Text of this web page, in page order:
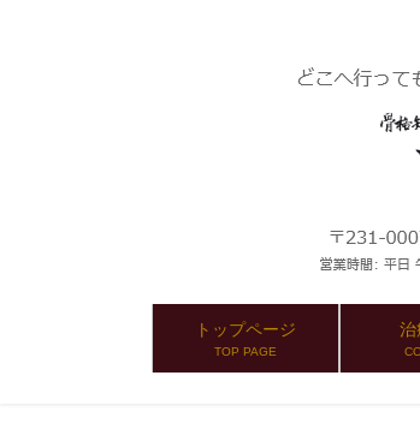
トップページ
TOP PAGE
治